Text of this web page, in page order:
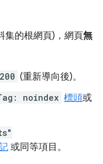
集的根網頁)，網頁無
200 (重新導向後)。
noindex 標頭或
或同等項目。